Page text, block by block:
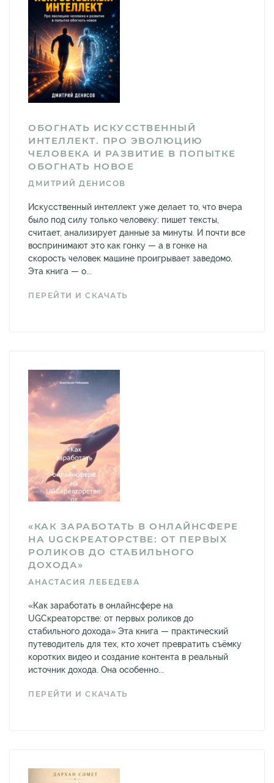
ОБОГНАТЬ ИСКУССТВЕННЫЙ
ИНТЕЛЛЕКТ. ПРО ЭВОЛЮЦИЮ
ЧЕЛОВЕКА И РАЗВИТИЕ В ПОПЫТКЕ
ОБОГНАТЬ НОВОЕ
ДМИТРИЙ ДЕНИСОВ
Искусственный интеллект уже делает то, что вчера
было под силу только человеку: пишет тексты,
считает, анализирует данные за минуты. И почти все
воспринимают это как гонку — а в гонке на
скорость человек машине проигрывает заведомо.
Эта книга — о...
ПЕРЕЙТИ И СКАЧАТЬ
«КАК ЗАРАБОТАТЬ В ОНЛАЙНСФЕРЕ
НА UGCКРЕАТОРСТВЕ: ОТ ПЕРВЫХ
РОЛИКОВ ДО СТАБИЛЬНОГО
ДОХОДА»
АНАСТАСИЯ ЛЕБЕДЕВА
«Как заработать в онлайнсфере на
UGCкреаторстве: от первых роликов до
стабильного дохода» Эта книга — практический
путеводитель для тех, кто хочет превратить съёмку
коротких видео и создание контента в реальный
источник дохода. Она особенно...
ПЕРЕЙТИ И СКАЧАТЬ